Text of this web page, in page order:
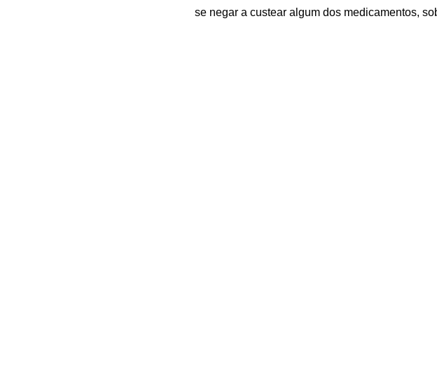
se negar a custear algum dos medicamentos,